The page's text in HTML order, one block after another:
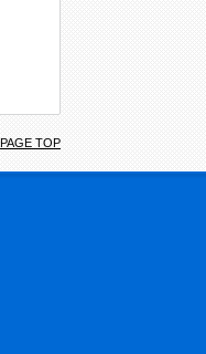
PAGE TOP